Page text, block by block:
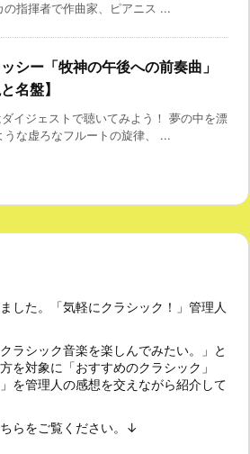
の指揮者で作曲家、ピアニス ...
シー「牧神の午後への前奏曲」
名盤】
ダイジェストで聴いてみよう！ 夢の中を漂
うな虚ろなフルートの旋律、 ...
した。「気軽にクラシック！」管理人
ラシック音楽を楽しんでみたい。」と
を対象に「おすすめのクラシック」
を管理人の感想を交えながら紹介して
らをご覧ください。↓